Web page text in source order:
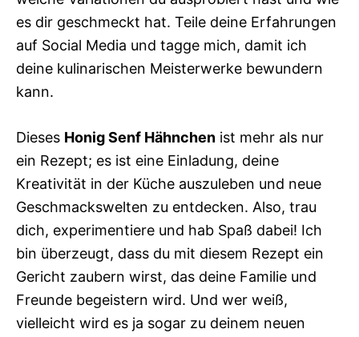
es dir geschmeckt hat. Teile deine Erfahrungen
auf Social Media und tagge mich, damit ich
deine kulinarischen Meisterwerke bewundern
kann.
Dieses Honig Senf Hähnchen ist mehr als nur
ein Rezept; es ist eine Einladung, deine
Kreativität in der Küche auszuleben und neue
Geschmackswelten zu entdecken. Also, trau
dich, experimentiere und hab Spaß dabei! Ich
bin überzeugt, dass du mit diesem Rezept ein
Gericht zaubern wirst, das deine Familie und
Freunde begeistern wird. Und wer weiß,
vielleicht wird es ja sogar zu deinem neuen